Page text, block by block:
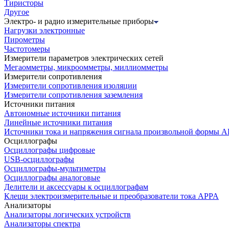
Тиристоры
Другое
Электро- и радио измерительные приборы
Нагрузки электронные
Пирометры
Частотомеры
Измерители параметров электрических сетей
Мегаомметры, микроомметры, миллиомметры
Измерители сопротивления
Измерители сопротивления изоляции
Измерители сопротивления заземления
Источники питания
Автономные источники питания
Линейные источники питания
Источники тока и напряжения сигнала произвольной формы
Осциллографы
Осциллографы цифровые
USB-осциллографы
Осциллографы-мультиметры
Осциллографы аналоговые
Делители и аксессуары к осциллографам
Клещи электроизмерительные и преобразователи тока APPA
Анализаторы
Анализаторы логических устройств
Анализаторы спектра